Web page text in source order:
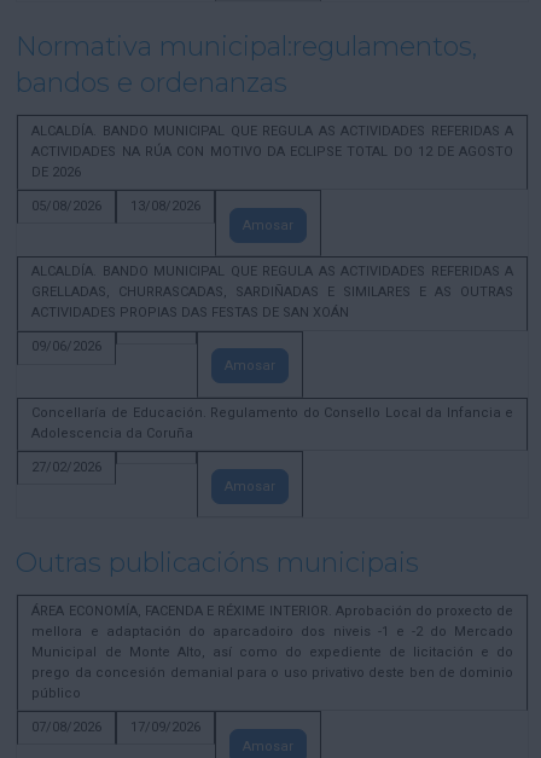
Normativa municipal:regulamentos,
bandos e ordenanzas
ALCALDÍA. BANDO MUNICIPAL QUE REGULA AS ACTIVIDADES REFERIDAS A
ACTIVIDADES NA RÚA CON MOTIVO DA ECLIPSE TOTAL DO 12 DE AGOSTO
DE 2026
05/08/2026
13/08/2026
Amosar
ALCALDÍA. BANDO MUNICIPAL QUE REGULA AS ACTIVIDADES REFERIDAS A
GRELLADAS, CHURRASCADAS, SARDIÑADAS E SIMILARES E AS OUTRAS
ACTIVIDADES PROPIAS DAS FESTAS DE SAN XOÁN
09/06/2026
Amosar
Concellaría de Educación. Regulamento do Consello Local da Infancia e
Adolescencia da Coruña
27/02/2026
Amosar
Outras publicacións municipais
ÁREA ECONOMÍA, FACENDA E RÉXIME INTERIOR. Aprobación do proxecto de
mellora e adaptación do aparcadoiro dos niveis -1 e -2 do Mercado
Municipal de Monte Alto, así como do expediente de licitación e do
prego da concesión demanial para o uso privativo deste ben de dominio
público
07/08/2026
17/09/2026
Amosar